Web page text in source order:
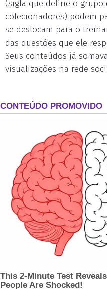
(sigla que define o grupo
colecionadores) podem
se deslocam para o
das questões que ele
Seus conteúdos já
visualizações na rede